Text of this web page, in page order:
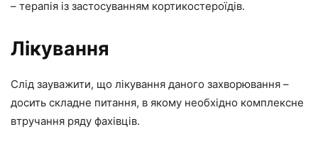
– терапія із застосуванням кортикостероїдів.
Лікування
Слід зауважити, що лікування даного захворювання –
досить складне питання, в якому необхідно комплексне
втручання ряду фахівців.